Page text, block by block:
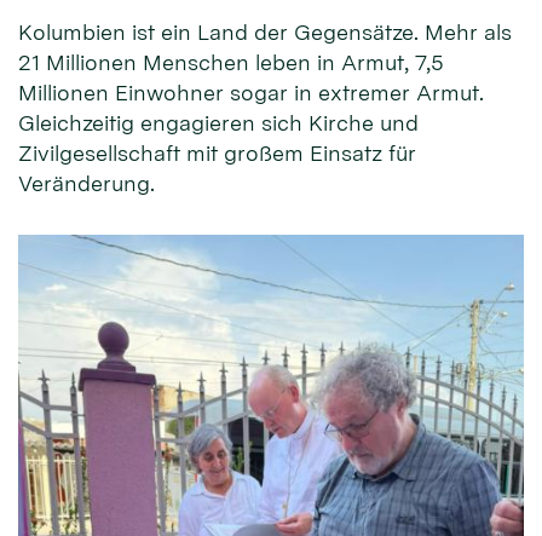
Kolumbien ist ein Land der Gegensätze. Mehr als
21 Millionen Menschen leben in Armut, 7,5
Millionen Einwohner sogar in extremer Armut.
Gleichzeitig engagieren sich Kirche und
Zivilgesellschaft mit großem Einsatz für
Veränderung.